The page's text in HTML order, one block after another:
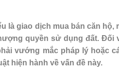
là giao dịch mua bán căn
quyền sử dụng đất.
vướng mắc pháp lý hoặc
hiện hành về vấn đề này.